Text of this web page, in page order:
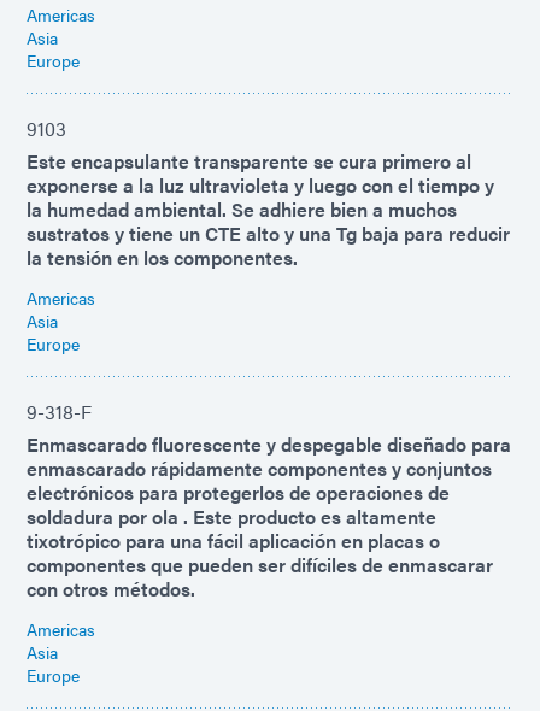
Americas
Asia
Europe
9103
Este encapsulante transparente se cura primero al
exponerse a la luz ultravioleta y luego con el tiempo y
la humedad ambiental. Se adhiere bien a muchos
sustratos y tiene un CTE alto y una Tg baja para reducir
la tensión en los componentes.
Americas
Asia
Europe
9-318-F
Enmascarado fluorescente y despegable diseñado para
enmascarado rápidamente componentes y conjuntos
electrónicos para protegerlos de operaciones de
soldadura por ola . Este producto es altamente
tixotrópico para una fácil aplicación en placas o
componentes que pueden ser difíciles de enmascarar
con otros métodos.
Americas
Asia
Europe